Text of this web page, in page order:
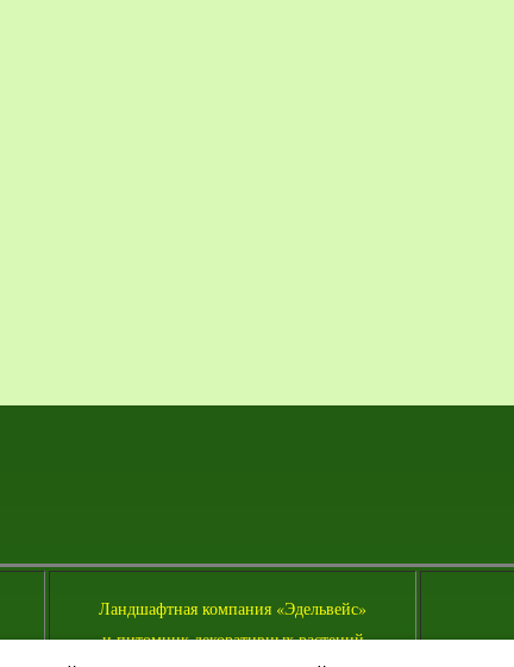
Ландшафтная компания «Эдельвейс»
и питомник декоративных растений